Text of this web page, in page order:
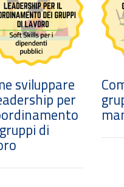
sviluppare
per
di